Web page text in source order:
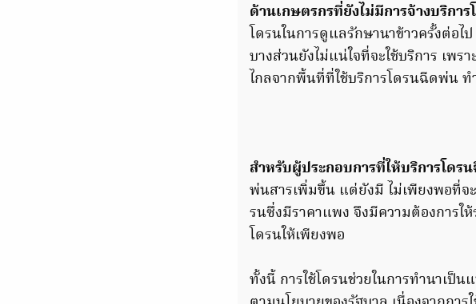
ด้านเกษตรกรที่ยังไม่มีการจ้างบริกา
โดรนในการดูแลรักษานาข้าวครั้งต่อไ
บางส่วนยังไม่แน่ใจที่จะใช้บริการ เพ
ไกลจากพื้นที่ที่ใช้บริการโดรนฉีดพ่น ท
สำหรับผู้ประกอบการที่ให้บริการโดร
พ่นสารเพิ่มขึ้น แต่ยังมี ไม่เพียงพอที่จ
รนซึ่งมีราคาแพง จึงมีความต้องการใ
โดรนให้เพียงพอ
ทั้งนี้ การใช้โดรนช่วยในการทำนาเป็